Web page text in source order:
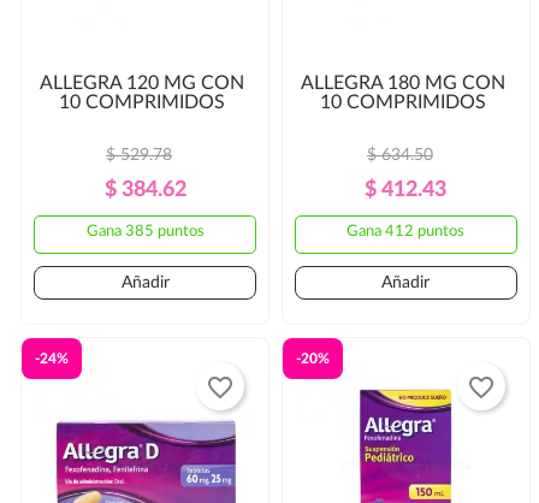
ALLEGRA 120 MG CON
10 COMPRIMIDOS
Precio
Regular
$ 529.78
Precio
$ 384.62
Gana 385 puntos
Añadir
ALLEGRA 180 MG CON
10 COMPRIMIDOS
Precio
Regular
$ 634.50
Precio
$ 412.43
Gana 412 puntos
Añadir
-24%
favorite_border
-20%
favorite_border